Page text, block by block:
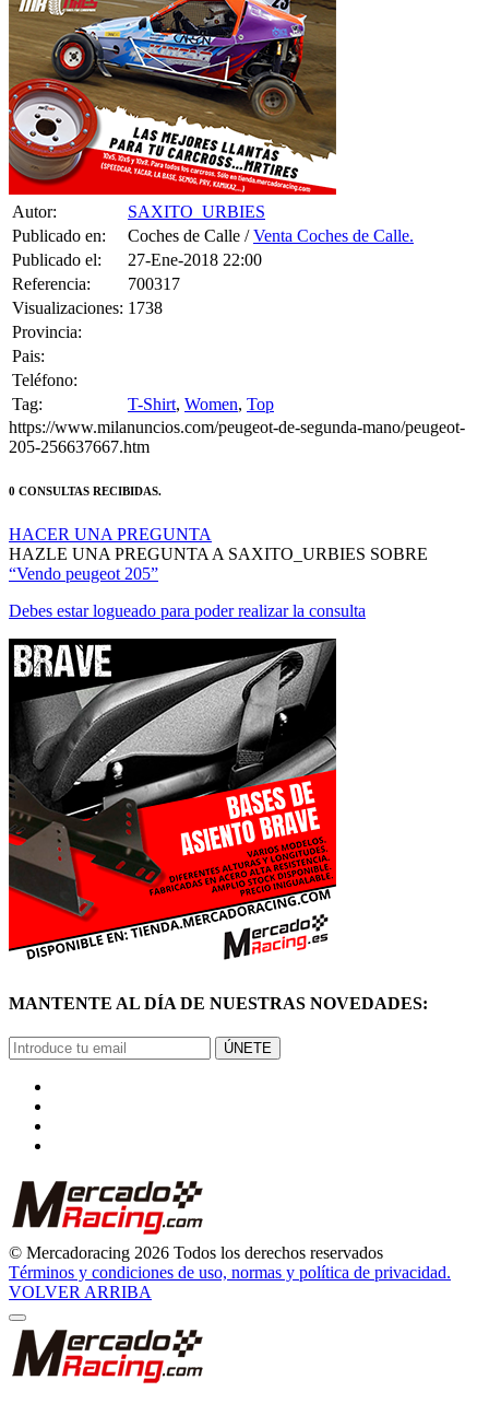
Autor:
SAXITO_URBIES
Publicado en:
Coches de Calle /Venta Coches de Calle.
Publicado el:
27-Ene-2018 22:00
Referencia:
700317
Visualizaciones:
1738
Provincia:
Pais:
Teléfono:
Tag:
https://www.milanuncios.com/peugeot-de-segunda-mano/peugeot-
205-256637667.htm
HAZLE UNA PREGUNTA A SAXITO_URBIES SOBRE
“Vendo peugeot 205”
Debes estar logueado para poder realizar la consulta
© Mercadoracing 2026 Todos los derechos reservados
Términos y condiciones de uso, normas y política de privacidad.
VOLVER ARRIBA